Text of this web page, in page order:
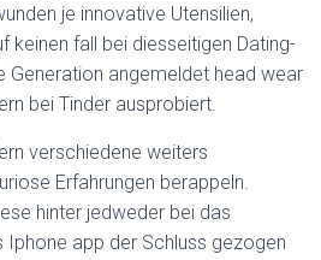
je innovative Utensilien,
keinen fall bei diesseitigen Dating-
Generation angemeldet head wear
bei Tinder ausprobiert.
verschiedene weiters
Erfahrungen berappeln.
hinter jedweder bei das
Iphone app der Schluss gezogen